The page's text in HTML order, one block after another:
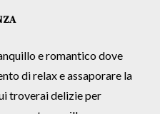
e romantico dove
di relax e assaporare la
troverai delizie per